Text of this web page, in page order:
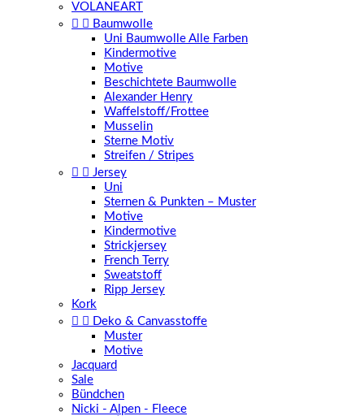
VOLANEART
  Baumwolle
Uni Baumwolle Alle Farben
Kindermotive
Motive
Beschichtete Baumwolle
Alexander Henry
Waffelstoff/Frottee
Musselin
Sterne Motiv
Streifen / Stripes
  Jersey
Uni
Sternen & Punkten – Muster
Motive
Kindermotive
Strickjersey
French Terry
Sweatstoff
Ripp Jersey
Kork
  Deko & Canvasstoffe
Muster
Motive
Jacquard
Sale
Bündchen
Nicki - Alpen - Fleece